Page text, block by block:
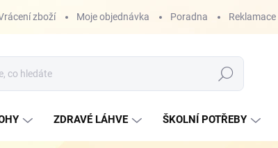
zboží Moje objednávka Poradna Reklamace
Hledat
ZDRAVÉ LÁHVE ŠKOLNÍ POTŘEBY